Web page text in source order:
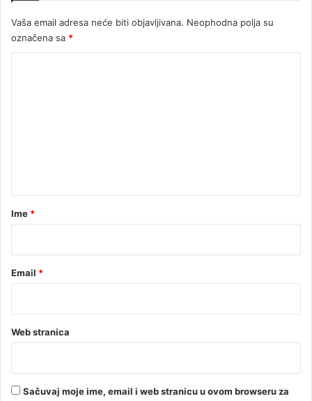
Vaša email adresa neće biti objavljivana. Neophodna polja su
označena sa *
r
Ime *
Email *
Web stranica
Sačuvaj moje ime, email i web stranicu u ovom browseru za